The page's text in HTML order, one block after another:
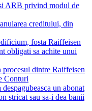
ARB privind modul de
creditului, din
fosta Raiffeisen
obligati sa achite unui
dintre Raiffeisen
Conturi
un abonat
stricat sau sa-i dea banii